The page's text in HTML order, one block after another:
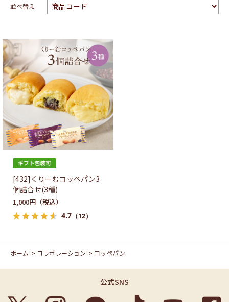
並べ替え
[432]くりーむコッペパン3
個詰合せ(3種)
1,000円
4.7 （12）
ホーム > コラボレーション > コッペパン
公式SNS